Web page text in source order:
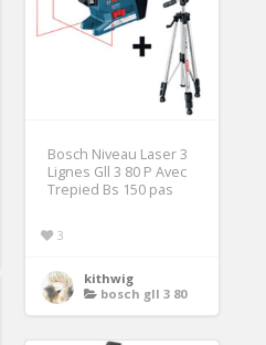
Bosch Niveau Laser 3
Lignes Gll 3 80 P Avec
Trepied Bs 150 pas
3
kithwig
bosch gll 3 80